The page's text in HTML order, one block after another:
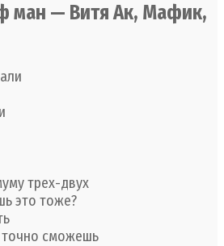
ман — Витя Ак, Мафик,
трех-двух
это тоже?
сможешь